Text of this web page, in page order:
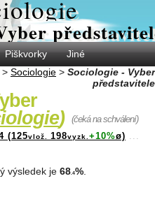
Piškvorky
Jiné
> Sociologie > Sociologie - Vyber
představitele
) (čeká na schválení)
(125vlož. 198vyzk.+10%ø) ...
výsledek je 68.4%.